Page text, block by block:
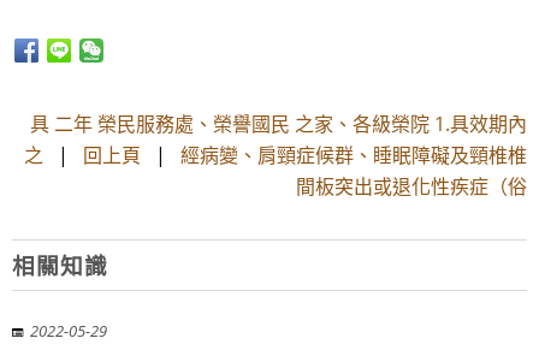
具 二年 榮民服務處、榮譽國民 之家、各級榮院 1.具效期內
之 | 回上頁 | 經病變、肩頸症候群、睡眠障礙及頸椎椎
間板突出或退化性疾症（俗
相關知識
2022-05-29